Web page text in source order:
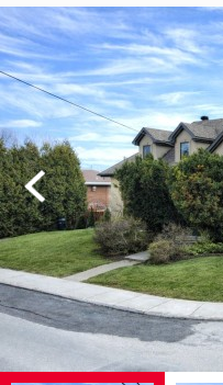
Previous